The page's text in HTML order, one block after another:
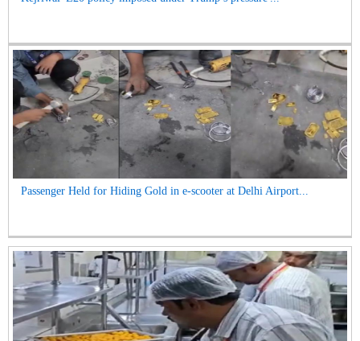
Passenger Held for Hiding Gold in e-scooter at Delhi Airport...